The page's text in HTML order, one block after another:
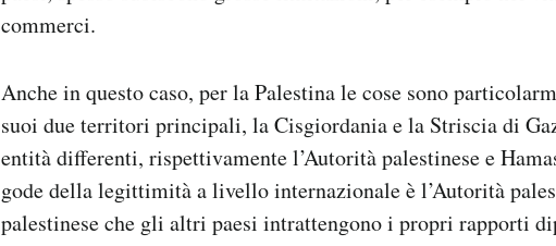
commerci.
Anche in questo caso, per la Palestina le cose sono
suoi due territori principali, la Cisgiordania e la Striscia di
entità differenti, rispettivamente l’Autorità palestinese e
gode della legittimità a livello internazionale è l’Autorità
palestinese che gli altri paesi intrattengono i propri rapporti